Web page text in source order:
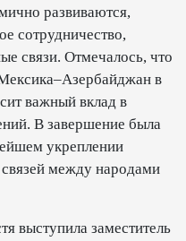
развиваются,
сотрудничество,
связи. Отмечалось, что
в
важный вклад в
В завершение была
укреплении
между народами
выступила заместитель